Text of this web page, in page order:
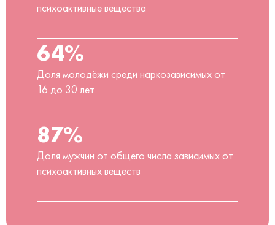
психоактивные вещества
64%
Доля молодёжи среди наркозависимых от
16 до 30 лет
87%
Доля мужчин от общего числа зависимых от
психоактивных веществ